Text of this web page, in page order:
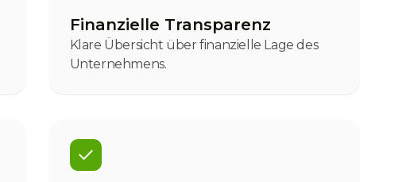
Finanzielle Transparenz
Klare Übersicht über finanzielle Lage des
Unternehmens.